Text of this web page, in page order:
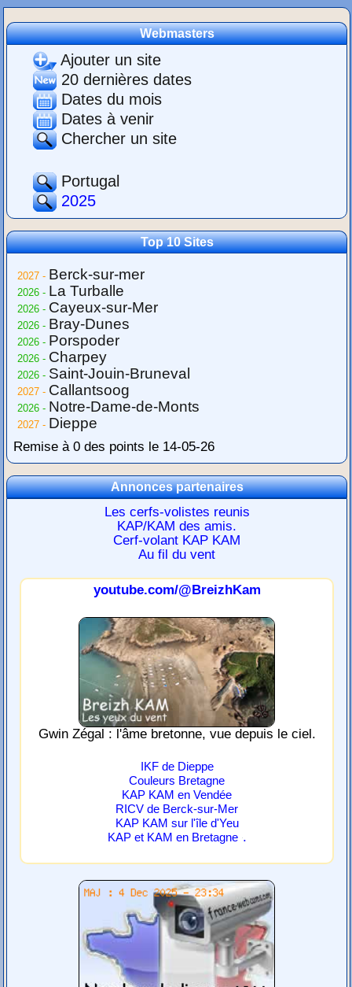
Webmasters
Ajouter un site
20 dernières dates
Dates du mois
Dates à venir
Chercher un site
Portugal
2025
Top 10 Sites
2027 - Berck-sur-mer
2026 - La Turballe
2026 - Cayeux-sur-Mer
2026 - Bray-Dunes
2026 - Porspoder
2026 - Charpey
2026 - Saint-Jouin-Bruneval
2027 - Callantsoog
2026 - Notre-Dame-de-Monts
2027 - Dieppe
Remise à 0 des points le 14-05-26
Annonces partenaires
Les cerfs-volistes reunis
KAP/KAM des amis.
Cerf-volant KAP KAM
Au fil du vent
youtube.com/@BreizhKam
Gwin Zégal : l'âme bretonne, vue depuis le ciel.
IKF de Dieppe
Couleurs Bretagne
KAP KAM en Vendée
RICV de Berck-sur-Mer
KAP KAM sur l'île d'Yeu
KAP et KAM en Bretagne .